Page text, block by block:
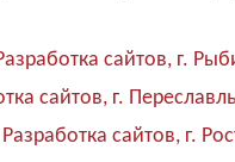
сайтов, г.
сайтов, г.
Разработка сайтов, г.